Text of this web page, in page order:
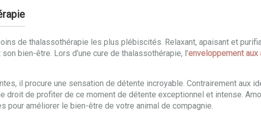
de thalassothérapie les plus plébiscités. Relaxant, apaisant et
bien-être. Lors d’une cure de thalassothérapie, l’enveloppement aux
il procure une sensation de détente incroyable. Contrairement aux
droit de profiter de ce moment de détente exceptionnel et intense.
pour améliorer le bien-être de votre animal de compagnie.